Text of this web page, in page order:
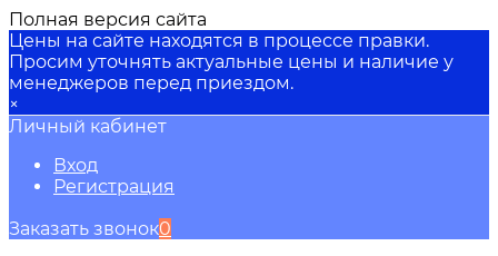
Полная версия сайта
Цены на сайте находятся в процессе правки.
Просим уточнять актуальные цены и наличие у
менеджеров перед приездом.
×
Личный кабинет
Вход
Регистрация
Заказать звонок0